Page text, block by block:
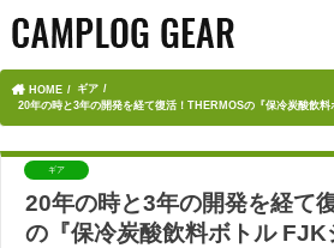
HOME
ギア
20年の時と3年の開発を経て復活！THERMOSの『保冷炭酸飲
ギア
20年の時と3年の開発を経て
の『保冷炭酸飲料ボトル FJK